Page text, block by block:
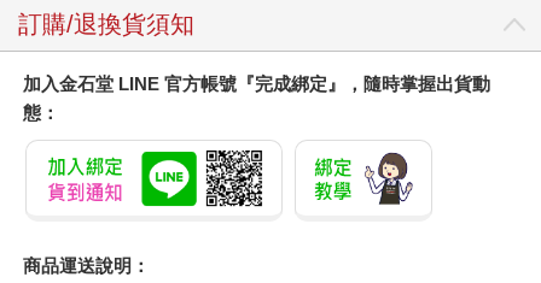
訂購/退換貨須知
加入金石堂 LINE 官方帳號『完成綁定』，隨時掌握出貨動
態：
商品運送說明：